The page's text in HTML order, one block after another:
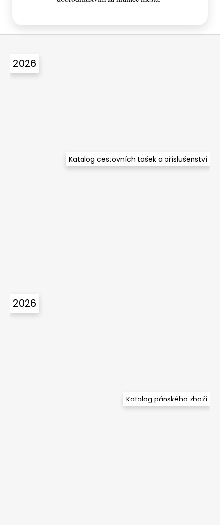
Z
2026
Katalog cestovních tašek a příslušenství
2026
Katalog pánského zboží